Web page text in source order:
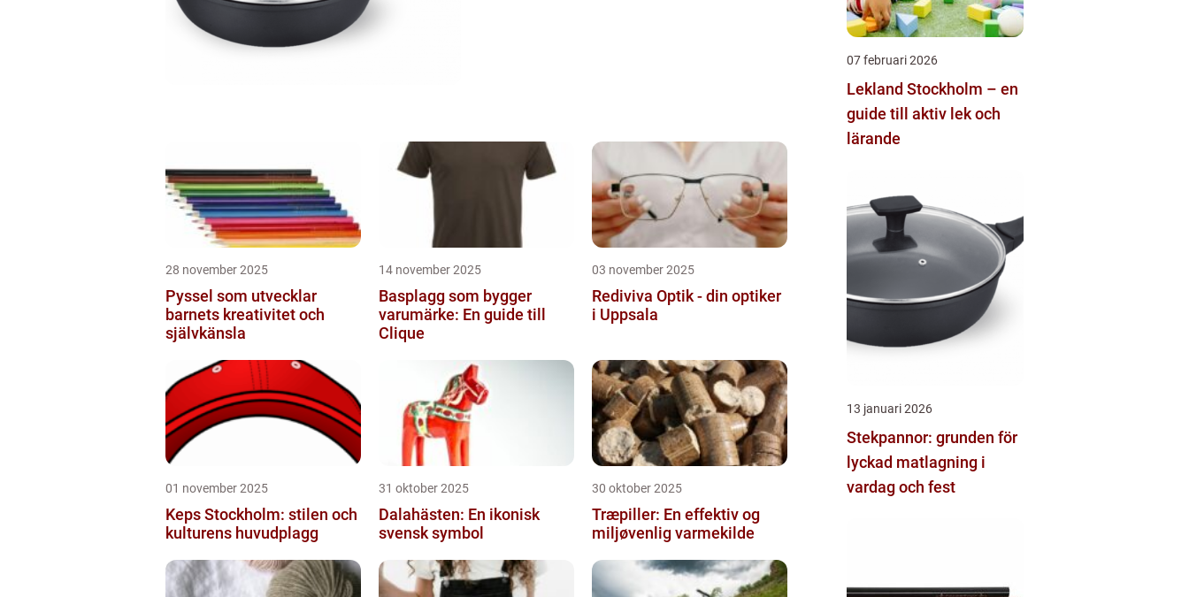
28 november 2025
Pyssel som utvecklar
barnets kreativitet och
självkänsla
14 november 2025
Basplagg som bygger
varumärke: En guide till
Clique
03 november 2025
Rediviva Optik - din optiker
i Uppsala
01 november 2025
Keps Stockholm: stilen och
kulturens huvudplagg
31 oktober 2025
Dalahästen: En ikonisk
svensk symbol
30 oktober 2025
Træpiller: En effektiv og
miljøvenlig varmekilde
07 februari 2026
Lekland Stockholm – en
guide till aktiv lek och
lärande
13 januari 2026
Stekpannor: grunden för
lyckad matlagning i
vardag och fest